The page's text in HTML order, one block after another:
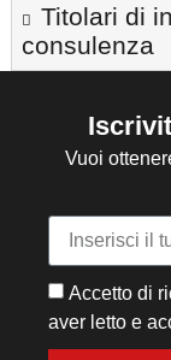
Titolari di
consulenza
Vuoi
Accetto di
aver letto e